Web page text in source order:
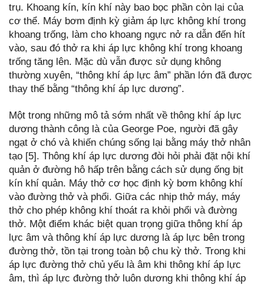
trụ. Khoang kín, kín khí này bao bọc phần còn lại của
cơ thể. Máy bơm định kỳ giảm áp lực không khí trong
khoang trống, làm cho khoang ngực nở ra dẫn đến hít
vào, sau đó thở ra khi áp lực không khí trong khoang
trống tăng lên. Mặc dù vẫn được sử dụng không
thường xuyên, “thông khí áp lực âm” phần lớn đã được
thay thế bằng “thông khí áp lực dương”.
Một trong những mô tả sớm nhất về thông khí áp lực
dương thành công là của George Poe, người đã gây
ngạt ở chó và khiến chúng sống lại bằng máy thở nhân
tạo [5]. Thông khí áp lực dương đòi hỏi phải đặt nội khí
quản ở đường hô hấp trên bằng cách sử dụng ống bịt
kín khí quản. Máy thở cơ học định kỳ bơm không khí
vào đường thở và phổi. Giữa các nhịp thở máy, máy
thở cho phép không khí thoát ra khỏi phổi và đường
thở. Một điểm khác biệt quan trọng giữa thông khí áp
lực âm và thông khí áp lực dương là áp lực bên trong
đường thở, tồn tại trong toàn bộ chu kỳ thở. Trong khi
áp lực đường thở chủ yếu là âm khi thông khí áp lực
âm, thì áp lực đường thở luôn dương khi thông khí áp